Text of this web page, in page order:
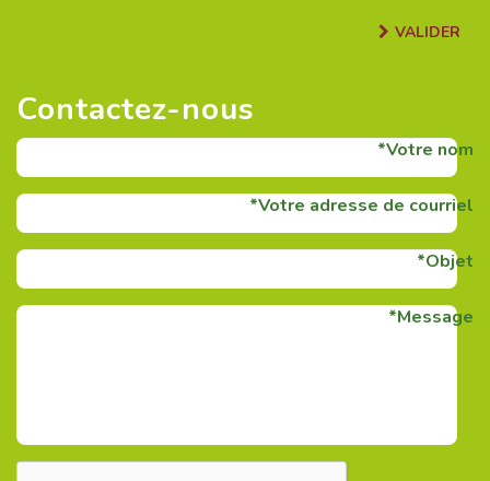
VALIDER
Contactez-nous
Votre nom
Votre adresse de courriel
Objet
Message